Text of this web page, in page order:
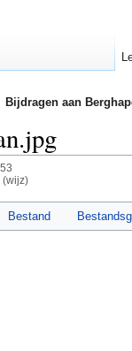
Bijdragen aan
(wijz)
Bestand